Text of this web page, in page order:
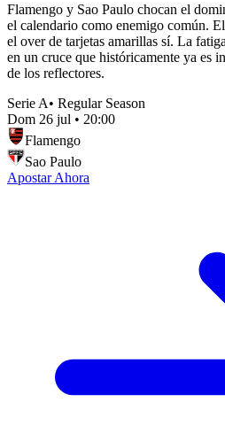
Flamengo y Sao Paulo chocan el
el calendario como enemigo común.
el over de tarjetas amarillas sí. La
en un cruce que históricamente ya es
de los reflectores.
Serie A• Regular Season
Dom 26 jul • 20:00
Flamengo
Sao Paulo
Apostar Ahora